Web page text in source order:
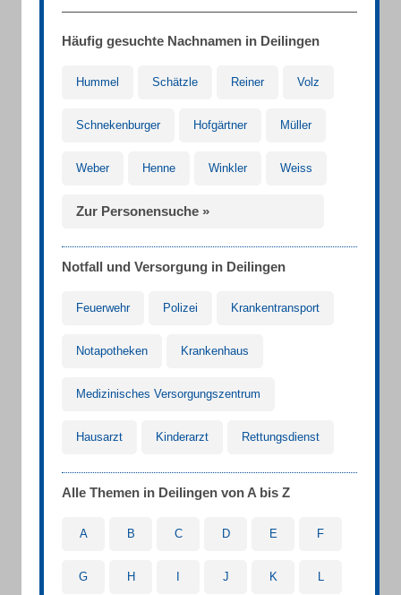
Häufig gesuchte Nachnamen in Deilingen
Hummel Schätzle Reiner Volz
Schnekenburger Hofgärtner Müller
Weber Henne Winkler Weiss
Zur Personensuche »
Notfall und Versorgung in Deilingen
Feuerwehr Polizei Krankentransport
Notapotheken Krankenhaus
Medizinisches Versorgungszentrum
Hausarzt Kinderarzt Rettungsdienst
Alle Themen in Deilingen von A bis Z
A B C D E F
G H J K L